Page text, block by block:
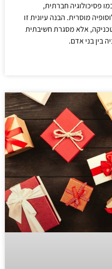
פסיכולוגיה חברתית,
מוסרית. הבנה עיונית זו
אלא מסגרת חשיבתית
בין בני אדם.